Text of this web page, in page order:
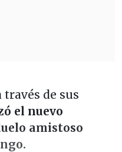
través de sus
el nuevo
amistoso